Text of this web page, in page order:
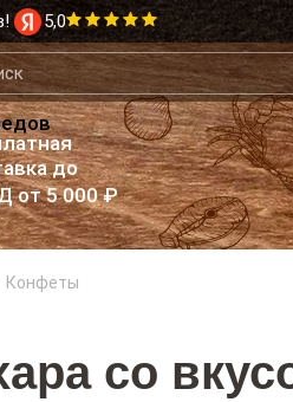
5,0
до
от 5 000 ₽
Конфеты
со